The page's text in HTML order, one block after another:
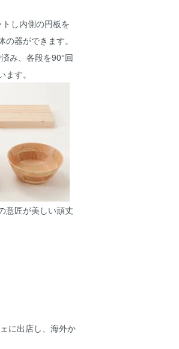
し内側の円板を
器ができます。
み、各段を90°回
す。
意匠が美しい頑丈
に出店し、海外か